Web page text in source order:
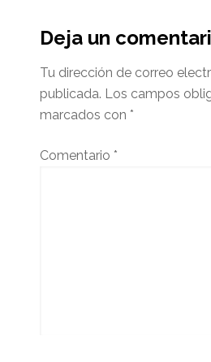
del
lector
Deja un
Tu dirección de correo
publicada. Los campos
marcados con *
Comentario *